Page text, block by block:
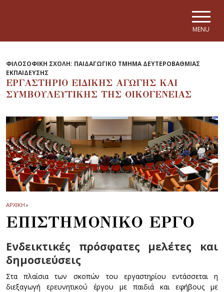
MENU
ΦΙΛΟΣΟΦΙΚΗ ΣΧΟΛΗ: ΠΑΙΔΑΓΩΓΙΚΟ ΤΜΗΜΑ ΔΕΥΤΕΡΟΒΑΘΜΙΑΣ
ΕΚΠΑΙΔΕΥΣΗΣ
ΕΡΓΑΣΤΗΡΙΟ ΕΙΔΙΚΗΣ ΑΓΩΓΗΣ ΚΑΙ
ΣΥΜΒΟΥΛΕΥΤΙΚΗΣ ΤΗΣ ΟΙΚΟΓΕΝΕΙΑΣ
ΑΡΧΙΚΗ»
ΕΠΙΣΤΗΜΟΝΙΚΟ ΕΡΓΟ
Ενδεικτικές πρόσφατες μελέτες και
δημοσιεύσεις
Στα πλαίσια των σκοπών του εργαστηρίου εντάσσεται η
διεξαγωγή ερευνητικού έργου με παιδιά και εφήβους με